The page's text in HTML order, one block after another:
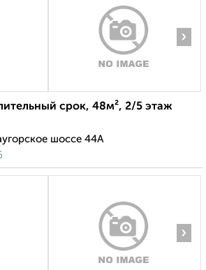
›
срок, 48м², 2/5 этаж
шоссе 44А
›